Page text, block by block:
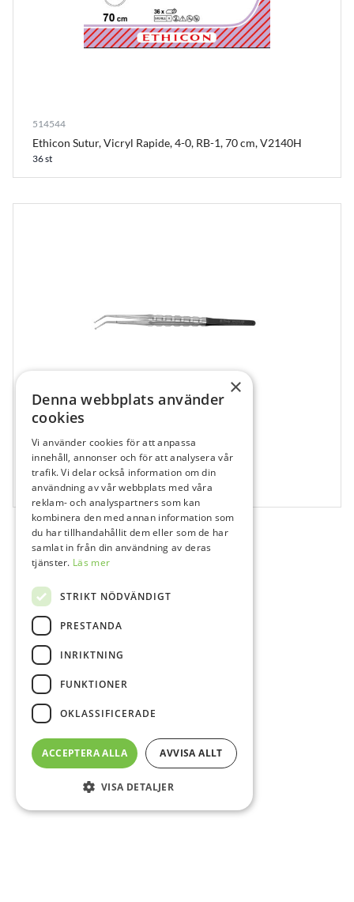
514544
Ethicon Sutur, Vicryl Rapide, 4-0, RB-1, 70 cm, V2140H
36 st
612231
Hu-Friedy Pincett Mikro 15 cm, SP20SLEM
1 st
×
Denna webbplats använder
cookies
Vi använder cookies för att anpassa
innehåll, annonser och för att analysera vår
trafik. Vi delar också information om din
användning av vår webbplats med våra
reklam- och analyspartners som kan
kombinera den med annan information som
du har tillhandahållit dem eller som de har
samlat in från din användning av deras
tjänster. Läs mer
STRIKT NÖDVÄNDIGT
PRESTANDA
INRIKTNING
FUNKTIONER
OKLASSIFICERADE
ACCEPTERA ALLA AVVISA ALLT
VISA DETALJER